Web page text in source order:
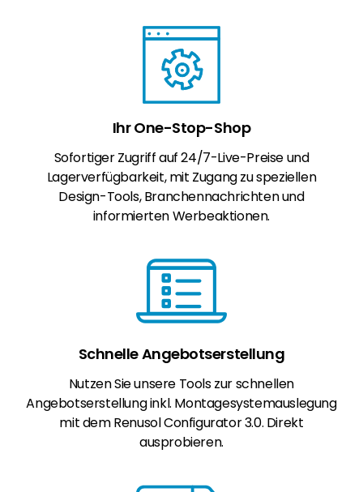
Ihr One-Stop-Shop
Sofortiger Zugriff auf 24/7-Live-Preise und
Lagerverfügbarkeit, mit Zugang zu speziellen
Design-Tools, Branchennachrichten und
informierten Werbeaktionen.
Schnelle Angebotserstellung
Nutzen Sie unsere Tools zur schnellen
Angebotserstellung inkl. Montagesystemauslegung
mit dem Renusol Configurator 3.0. Direkt
ausprobieren.